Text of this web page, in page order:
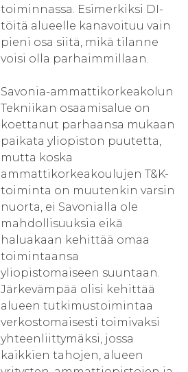
toiminnassa. Esimerkiksi DI-
töitä alueelle kanavoituu vain
pieni osa siitä, mikä tilanne
voisi olla parhaimmillaan.
Savonia-ammattikorkeakolun
Tekniikan osaamisalue on
koettanut parhaansa mukaan
paikata yliopiston puutetta,
mutta koska
ammattikorkeakoulujen T&K-
toiminta on muutenkin varsin
nuorta, ei Savonialla ole
mahdollisuuksia eikä
haluakaan kehittää omaa
toimintaansa
yliopistomaiseen suuntaan.
Järkevämpää olisi kehittää
alueen tutkimustoimintaa
verkostomaisesti toimivaksi
yhteenliittymäksi, jossa
kaikkien tahojen, alueen